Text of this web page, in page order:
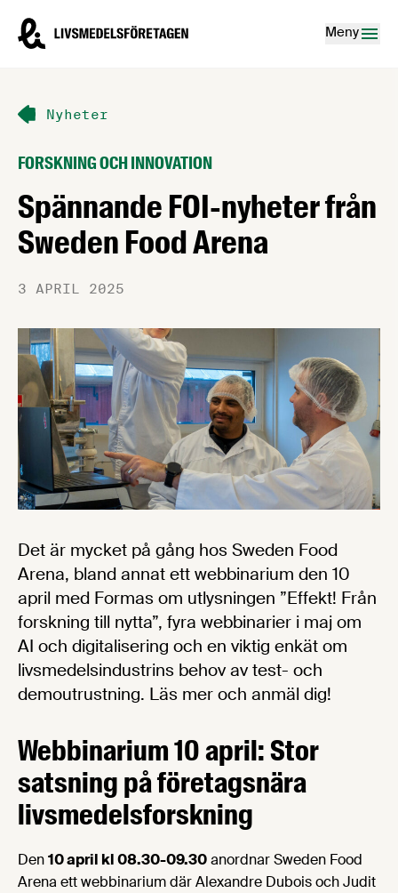
Livsmedelsföretagen – till startsidan
Meny
Nyheter
FORSKNING OCH INNOVATION
Spännande FOI-nyheter från
Sweden Food Arena
3 APRIL 2025
Det är mycket på gång hos Sweden Food
Arena, bland annat ett webbinarium den 10
april med Formas om utlysningen ”Effekt! Från
forskning till nytta”, fyra webbinarier i maj om
AI och digitalisering och en viktig enkät om
livsmedelsindustrins behov av test- och
demoutrustning. Läs mer och anmäl dig!
Webbinarium 10 april: Stor
satsning på företagsnära
livsmedelsforskning
Den10 april kl 08.30-09.30anordnar Sweden Food
Arena ett webbinarium där Alexandre Dubois och Judit